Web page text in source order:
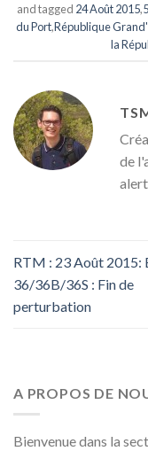
and tagged 24 Août 2015,
du Port,République
la
de
RTM : 23 Août 2015:
36/36B/36S : Fin de
perturbation
A PROPOS DE
Bienvenue dans la